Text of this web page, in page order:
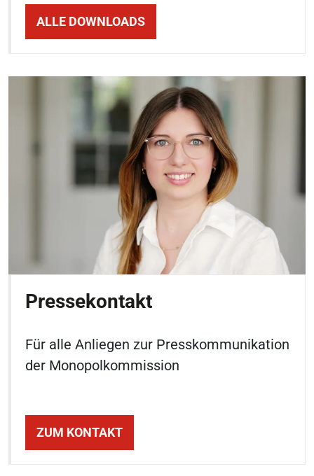
ALLE DOWNLOADS
Pressekontakt
Für alle Anliegen zur Presskommunikation
der Monopolkommission
ZUM KONTAKT